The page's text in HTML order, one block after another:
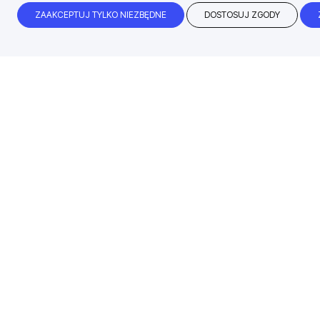
ZAAKCEPTUJ TYLKO NIEZBĘDNE DOSTOSUJ ZGODY